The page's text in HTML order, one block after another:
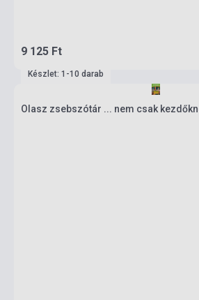
9 125 Ft
Készlet: 1-10 darab
Olasz zsebszótár ... nem csak